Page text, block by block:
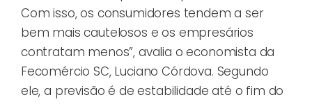
Com isso, os consumidores tendem a ser
bem mais cautelosos e os empresários
contratam menos”, avalia o economista da
Fecomércio SC, Luciano Córdova. Segundo
ele, a previsão é de estabilidade até o fim do